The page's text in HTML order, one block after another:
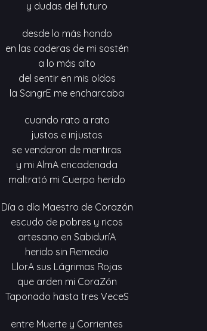
y dudas del futuro
desde lo más hondo
en las caderas de mi sostén
a lo más alto
del sentir en mis oídos
la SangrE me encharcaba
cuando rato a rato
justos e injustos
se vendaron de mentiras
y mi AlmA encadenada
maltrató mi Cuerpo herido
Día a día Maestro de Corazón
escudo de pobres y ricos
artesano en SabiduríA
herido sin Remedio
LlorA sus Lágrimas Rojas
que arden mi CoraZón
Taponado hasta tres VeceS
entre Muerte y Corrientes